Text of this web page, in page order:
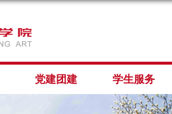
党建团建 学生服务